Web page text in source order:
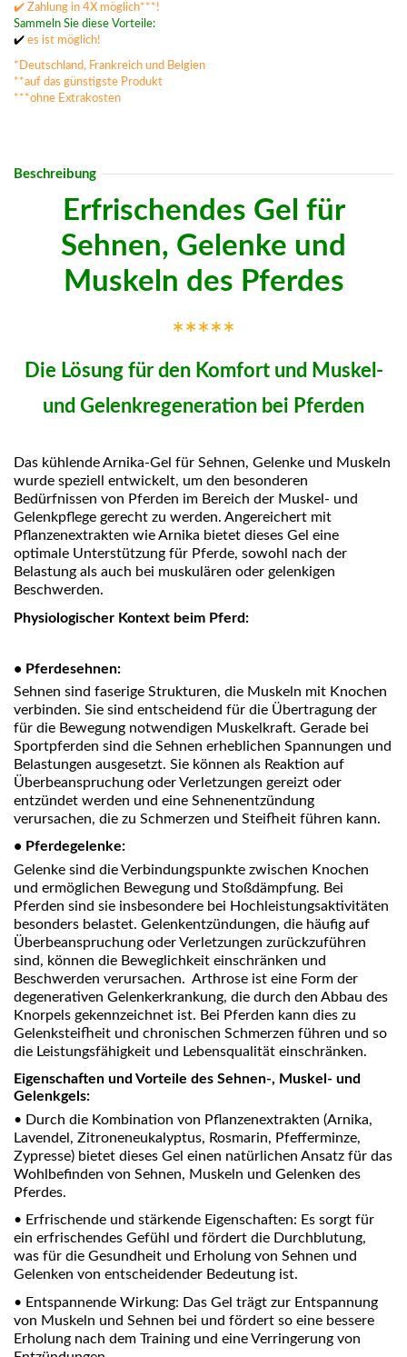
✔️ Zahlung in 4X möglich***!
Sammeln Sie diese Vorteile:
✔️ es ist möglich!
*Deutschland, Frankreich und Belgien
**auf das günstigste Produkt
***ohne Extrakosten
Beschreibung
Erfrischendes Gel für
Sehnen, Gelenke und
Muskeln des Pferdes
*****
Die Lösung für den Komfort und Muskel-
und Gelenkregeneration bei Pferden
Das kühlende Arnika-Gel für Sehnen, Gelenke und Muskeln
wurde speziell entwickelt, um den besonderen
Bedürfnissen von Pferden im Bereich der Muskel- und
Gelenkpflege gerecht zu werden. Angereichert mit
Pflanzenextrakten wie Arnika bietet dieses Gel eine
optimale Unterstützung für Pferde, sowohl nach der
Belastung als auch bei muskulären oder gelenkigen
Beschwerden.
Physiologischer Kontext beim Pferd:
• Pferdesehnen:
Sehnen sind faserige Strukturen, die Muskeln mit Knochen
verbinden. Sie sind entscheidend für die Übertragung der
für die Bewegung notwendigen Muskelkraft. Gerade bei
Sportpferden sind die Sehnen erheblichen Spannungen und
Belastungen ausgesetzt. Sie können als Reaktion auf
Überbeanspruchung oder Verletzungen gereizt oder
entzündet werden und eine Sehnenentzündung
verursachen, die zu Schmerzen und Steifheit führen kann.
• Pferdegelenke:
Gelenke sind die Verbindungspunkte zwischen Knochen
und ermöglichen Bewegung und Stoßdämpfung. Bei
Pferden sind sie insbesondere bei Hochleistungsaktivitäten
besonders belastet. Gelenkentzündungen, die häufig auf
Überbeanspruchung oder Verletzungen zurückzuführen
sind, können die Beweglichkeit einschränken und
Beschwerden verursachen. Arthrose ist eine Form der
degenerativen Gelenkerkrankung, die durch den Abbau des
Knorpels gekennzeichnet ist. Bei Pferden kann dies zu
Gelenksteifheit und chronischen Schmerzen führen und so
die Leistungsfähigkeit und Lebensqualität einschränken.
Eigenschaften und Vorteile des Sehnen-, Muskel- und
Gelenkgels:
• Durch die Kombination von Pflanzenextrakten (Arnika,
Lavendel, Zitroneneukalyptus, Rosmarin, Pfefferminze,
Zypresse) bietet dieses Gel einen natürlichen Ansatz für das
Wohlbefinden von Sehnen, Muskeln und Gelenken des
Pferdes.
• Erfrischende und stärkende Eigenschaften: Es sorgt für
ein erfrischendes Gefühl und fördert die Durchblutung,
was für die Gesundheit und Erholung von Sehnen und
Gelenken von entscheidender Bedeutung ist.
• Entspannende Wirkung: Das Gel trägt zur Entspannung
von Muskeln und Sehnen bei und fördert so eine bessere
Erholung nach dem Training und eine Verringerung von